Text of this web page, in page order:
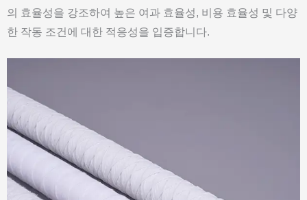
의 효율성을 강조하여 높은 여과 효율성, 비용 효율성 및 다양
한 작동 조건에 대한 적응성을 입증합니다.